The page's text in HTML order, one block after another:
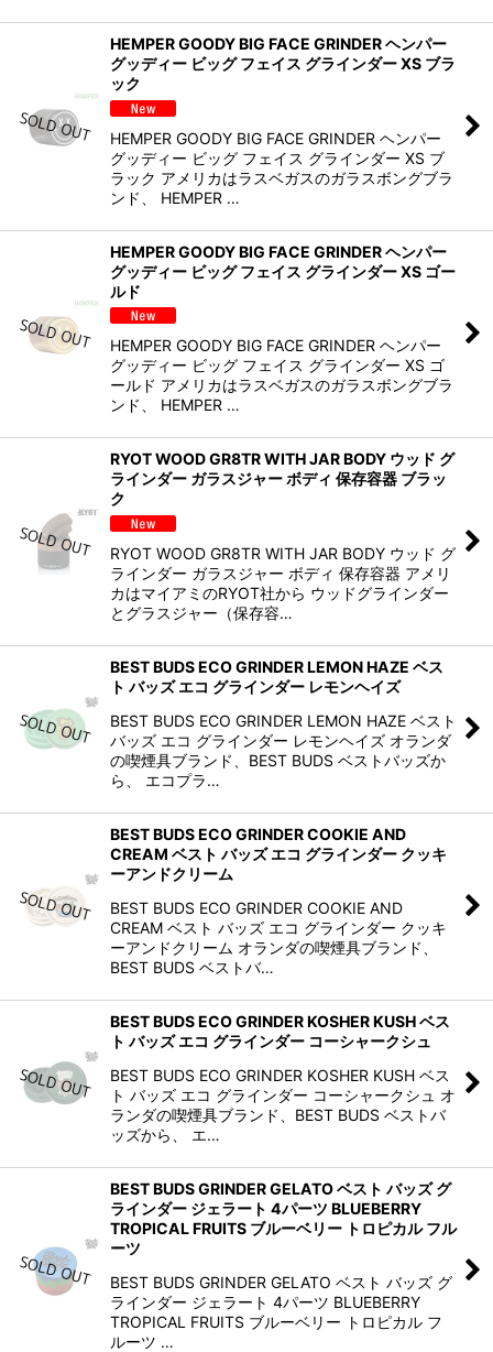
HEMPER GOODY BIG FACE GRINDER ヘンパー
グッディー ビッグ フェイス グラインダー XS ブラ
ック
HEMPER GOODY BIG FACE GRINDER ヘンパー
グッディー ビッグ フェイス グラインダー XS ブ
ラック アメリカはラスベガスのガラスボングブラ
ンド、 HEMPER …
HEMPER GOODY BIG FACE GRINDER ヘンパー
グッディー ビッグ フェイス グラインダー XS ゴー
ルド
HEMPER GOODY BIG FACE GRINDER ヘンパー
グッディー ビッグ フェイス グラインダー XS ゴ
ールド アメリカはラスベガスのガラスボングブラ
ンド、 HEMPER …
RYOT WOOD GR8TR WITH JAR BODY ウッド グ
ラインダー ガラスジャー ボディ 保存容器 ブラッ
ク
RYOT WOOD GR8TR WITH JAR BODY ウッド グ
ラインダー ガラスジャー ボディ 保存容器 アメリ
カはマイアミのRYOT社から ウッドグラインダー
とグラスジャー（保存容…
BEST BUDS ECO GRINDER LEMON HAZE ベス
ト バッズ エコ グラインダー レモンヘイズ
BEST BUDS ECO GRINDER LEMON HAZE ベスト
バッズ エコ グラインダー レモンヘイズ オランダ
の喫煙具ブランド、BEST BUDS ベストバッズか
ら、 エコプラ…
BEST BUDS ECO GRINDER COOKIE AND
CREAM ベスト バッズ エコ グラインダー クッキ
ーアンドクリーム
BEST BUDS ECO GRINDER COOKIE AND
CREAM ベスト バッズ エコ グラインダー クッキ
ーアンドクリーム オランダの喫煙具ブランド、
BEST BUDS ベストバ…
BEST BUDS ECO GRINDER KOSHER KUSH ベス
ト バッズ エコ グラインダー コーシャークシュ
BEST BUDS ECO GRINDER KOSHER KUSH ベス
ト バッズ エコ グラインダー コーシャークシュ オ
ランダの喫煙具ブランド、BEST BUDS ベストバ
ッズから、 エ…
BEST BUDS GRINDER GELATO ベスト バッズ グ
ラインダー ジェラート 4パーツ BLUEBERRY
TROPICAL FRUITS ブルーベリー トロピカル フル
ーツ
BEST BUDS GRINDER GELATO ベスト バッズ グ
ラインダー ジェラート 4パーツ BLUEBERRY
TROPICAL FRUITS ブルーベリー トロピカル フ
ルーツ …